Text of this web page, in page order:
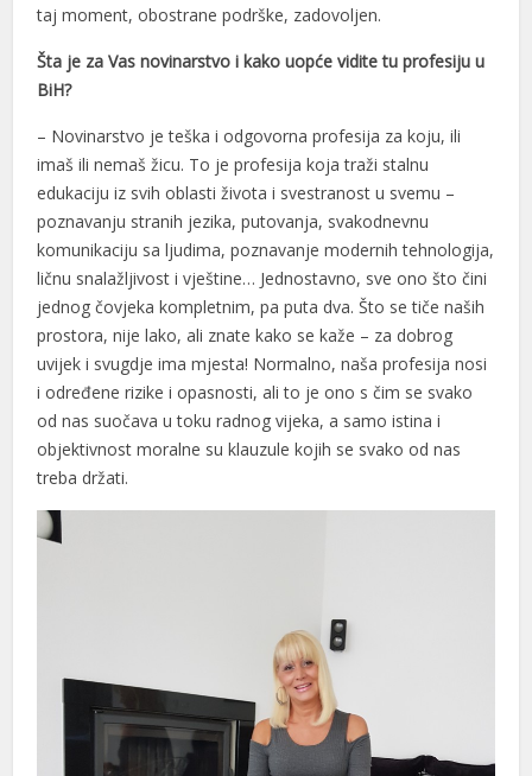
panel
panel
panel
panel
panel
panel
panel
panel
Panel
oku
Panel
taj moment, obostrane podrške, zadovoljen.
Šta je za Vas novinarstvo i kako uopće vidite tu profesiju u
BiH?
– Novinarstvo je teška i odgovorna profesija za koju, ili
imaš ili nemaš žicu. To je profesija koja traži stalnu
edukaciju iz svih oblasti života i svestranost u svemu –
poznavanju stranih jezika, putovanja, svakodnevnu
komunikaciju sa ljudima, poznavanje modernih tehnologija,
ličnu snalažljivost i vještine… Jednostavno, sve ono što čini
jednog čovjeka kompletnim, pa puta dva. Što se tiče naših
prostora, nije lako, ali znate kako se kaže – za dobrog
uvijek i svugdje ima mjesta! Normalno, naša profesija nosi
i određene rizike i opasnosti, ali to je ono s čim se svako
od nas suočava u toku radnog vijeka, a samo istina i
objektivnost moralne su klauzule kojih se svako od nas
treba držati.